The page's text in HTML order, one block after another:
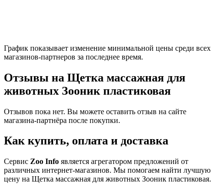
График показывает изменение минимальной цены среди всех
магазинов-партнеров за последнее время.
Отзывы на Щетка массажная для
животных Зооник пластиковая
Отзывов пока нет. Вы можете оставить отзыв на сайте
магазина-партнёра после покупки.
Как купить, оплата и доставка
Сервис Zoo Info является агрегатором предложений от
различных интернет-магазинов. Мы помогаем найти лучшую
цену на Щетка массажная для животных Зооник пластиковая.